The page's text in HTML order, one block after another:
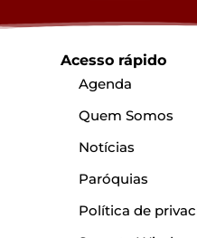
Acesso rápido
Agenda
Quem Somos
Notícias
Paróquias
Política de